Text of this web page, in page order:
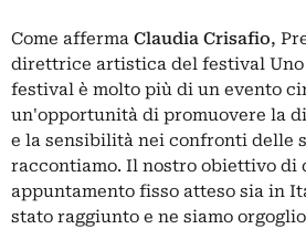
Come afferma Claudia Crisafio,
direttrice artistica del festival Uno
festival è molto più di un evento
un'opportunità di promuovere la
e la sensibilità nei confronti delle
raccontiamo. Il nostro obiettivo di
appuntamento fisso atteso sia in
stato raggiunto e ne siamo